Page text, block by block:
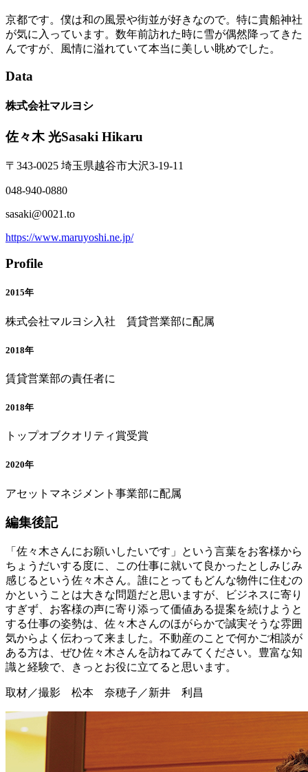
京都です。僕は和の風景や街並が好きなので。特に貴船神社
が気に入っています。数年前訪れた時に雪が偶然降ってきた
んですが、風情に溢れていて本当に美しい眺めでした。
Data
株式会社マルヨシ
佐々木 光Sasaki Hikaru
〒343-0025 埼玉県越谷市大沢3-19-11
048-940-0880
sasaki@0021.to
https://www.maruyoshi.ne.jp/
Profile
2015年
株式会社マルヨシ入社 賃貸営業部に配属
2018年
賃貸営業部の責任者に
2018年
トップオブクオリティ賞受賞
2020年
アセットマネジメント事業部に配属
編集後記
「佐々木さんにお願いしたいです」という言葉をお客様から
ちょうだいする度に、この仕事に就いて良かったとしみじみ
感じるという佐々木さん。誰にとってもどんな物件に住むの
かということは大きな問題だと思いますが、ビジネスに寄り
すぎず、お客様の声に寄り添って価値ある提案を続けようと
する仕事の姿勢は、佐々木さんのほがらかで誠実そうな雰囲
気からよく伝わって来ました。不動産のことで何かご相談が
ある方は、ぜひ佐々木さんを訪ねてみてください。豊富な知
識と経験で、きっとお役に立てると思います。
取材／撮影 松本 奈穂子／新井 利昌